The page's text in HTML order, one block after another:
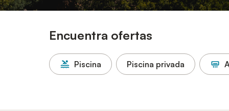
Encuentra ofertas
Piscina Piscina privada